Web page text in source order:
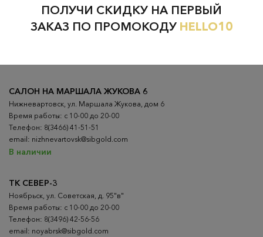
ВСЕ ГОРОДА НИЖНЕВАРТОВСК
ТК СЕВЕР-3
Ноябрьск, ул. Советская, д. 95"в"
Время работы: с 10-00 до 20-00
Телефон: 8(3496) 42-56-56
email: noyabrsk@sibgold.com
САЛОН НА МАРШАЛА ЖУКОВА 6
Нижневартовск, ул. Маршала Жукова, дом 6
Время работы: с 10-00 до 20-00
Телефон: 8(3466) 41-51-51
email: nizhnevartovsk@sibgold.com
В наличии
ПОЛУЧИ СКИДКУ НА ПЕРВЫЙ
ЗАКАЗ ПО ПРОМОКОДУ HELLO10